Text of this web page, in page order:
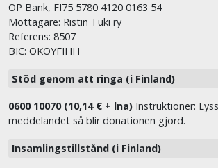
OP Bank, FI75 5780 4120 0163 54
Mottagare: Ristin Tuki ry
Referens: 8507
BIC: OKOYFIHH
Stöd genom att ringa (i Finland)
0600 10070 (10,14 € + lna) Instruktioner:
meddelandet så blir donationen gjord.
Insamlingstillstånd (i Finland)